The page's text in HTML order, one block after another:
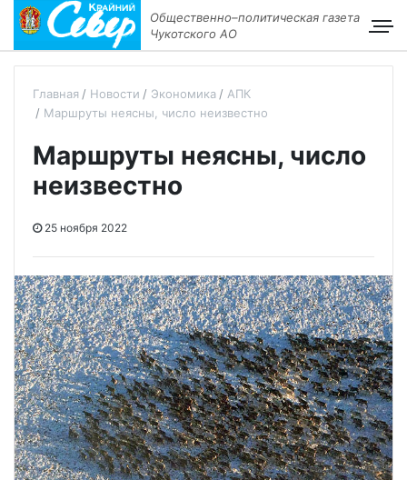
Общественно–политическая газета
Чукотского АО
Главная Новости Экономика
АПК
Маршруты неясны, число неизвестно
Маршруты неясны, число
неизвестно
25 ноября 2022